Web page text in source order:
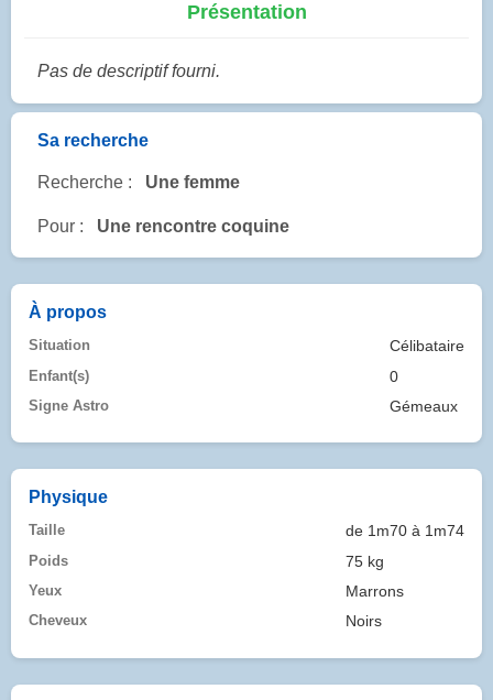
Présentation
Pas de descriptif fourni.
Sa recherche
Recherche : Une femme
Pour : Une rencontre coquine
À propos
Situation Célibataire
Enfant(s) 0
Signe Astro Gémeaux
Physique
Taille de 1m70 à 1m74
Poids 75 kg
Yeux Marrons
Cheveux Noirs